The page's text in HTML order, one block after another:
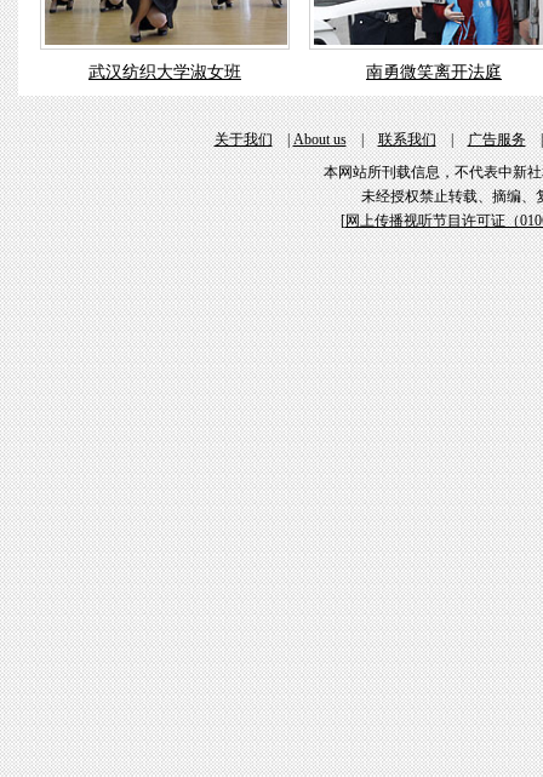
武汉纺织大学淑女班 南勇微笑离开法庭
关于我们|About us|联系我们|广告服务
本网站所刊载信息，不代表中新
未经授权禁止转载、摘编、
[网上传播视听节目许可证（